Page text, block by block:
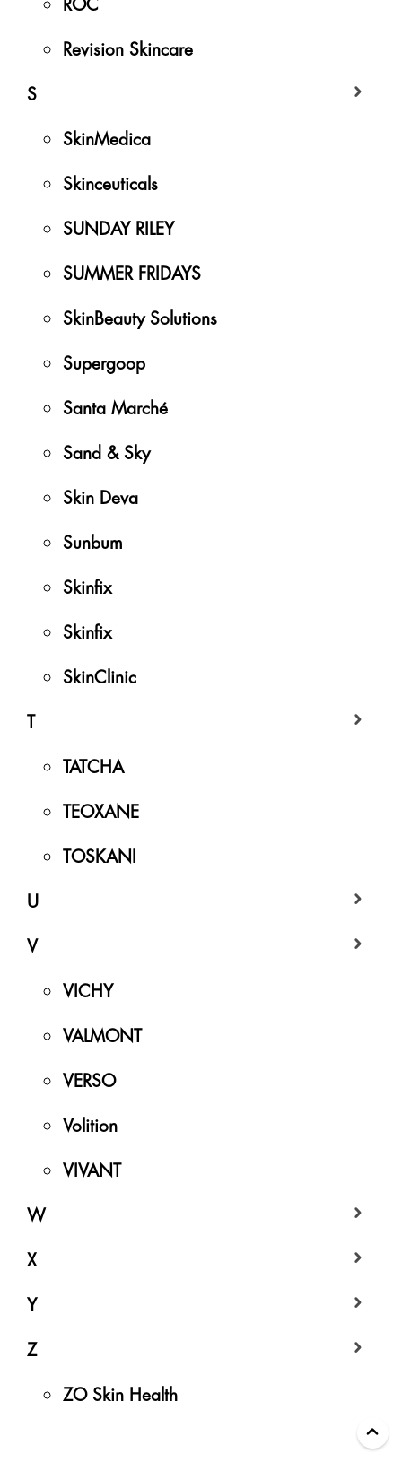
Revision Skincare
S
SkinMedica
Skinceuticals
SUNDAY RILEY
SUMMER FRIDAYS
SkinBeauty Solutions
Supergoop
Santa Marché
Sand & Sky
Skin Deva
Sunbum
Skinfix
Skinfix
SkinClinic
T
TATCHA
TEOXANE
TOSKANI
U
V
VICHY
VALMONT
VERSO
Volition
VIVANT
W
X
Y
Z
ZO Skin Health